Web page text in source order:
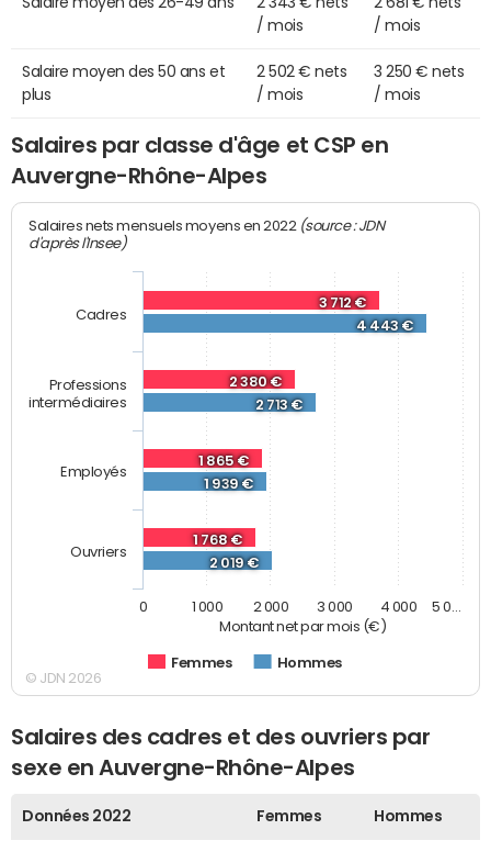
/ mois
/ mois
Salaire moyen des 50 ans et
plus
2 502 € nets
/ mois
3 250 € nets
/ mois
Salaires par classe d'âge et CSP en
Auvergne-Rhône-Alpes
Montant net par mois (€)
Salaires nets mensuels moyens en 2022 (source : JDN
d'après l'Insee)
3 712 €
2 380 €
1 865 €
1 768 €
4 443 €
2 713 €
1 939 €
2 019 €
Femmes Hommes
Cadres
Professions
intermédiaires
Employés
Ouvriers
0 1 000 2 000 3 000 4 000 5 0…
© JDN 2026
Salaires des cadres et des ouvriers par
sexe en Auvergne-Rhône-Alpes
Données 2022 Femmes Hommes